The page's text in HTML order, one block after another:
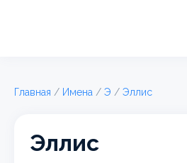
Главная / Имена / Э / Эллис
Эллис